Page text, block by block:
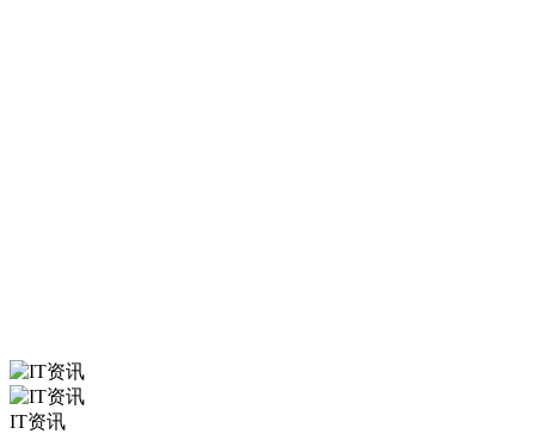
IT资讯